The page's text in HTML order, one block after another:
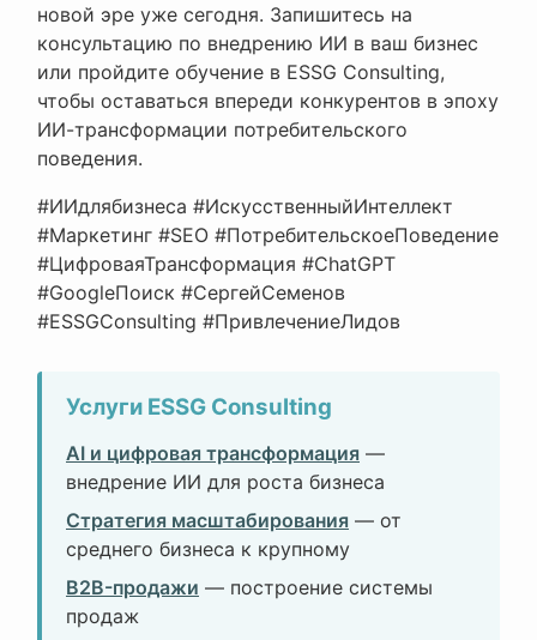
новой эре уже сегодня. Запишитесь на
консультацию по внедрению ИИ в ваш бизнес
или пройдите обучение в ESSG Consulting,
чтобы оставаться впереди конкурентов в эпоху
ИИ-трансформации потребительского
поведения.
#ИИдлябизнеса #ИскусственныйИнтеллект
#Маркетинг #SEO #ПотребительскоеПоведение
#ЦифроваяТрансформация #ChatGPT
#GoogleПоиск #СергейСеменов
#ESSGConsulting #ПривлечениеЛидов
Услуги ESSG Consulting
AI и цифровая трансформация —
внедрение ИИ для роста бизнеса
Стратегия масштабирования — от
среднего бизнеса к крупному
B2B-продажи — построение системы
продаж